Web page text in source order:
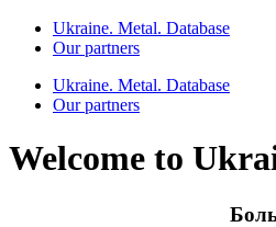
Ukraine. Metal. Database
Our partners
Ukraine. Metal. Database
Our partners
Welcome to